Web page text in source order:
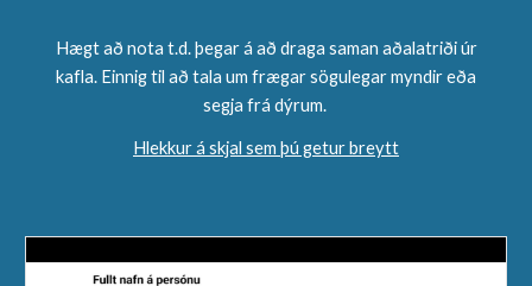
Hægt að nota t.d. þegar á að draga saman aðalatriði úr
kafla. Einnig til að tala um frægar sögulegar myndir eða
segja frá dýrum.
Hlekkur á skjal sem þú getur breytt